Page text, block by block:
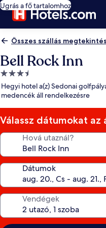
Ugrás a fő tartalomhoz
Összes szállás
Bell Rock Inn
3.5
csillagos
szálláshely
Hegyi hotel a(z) Sedonai
medencék áll rendelkezésre
Válassz dátumokat
Hová utaznál?
Dátumok
Vendégek